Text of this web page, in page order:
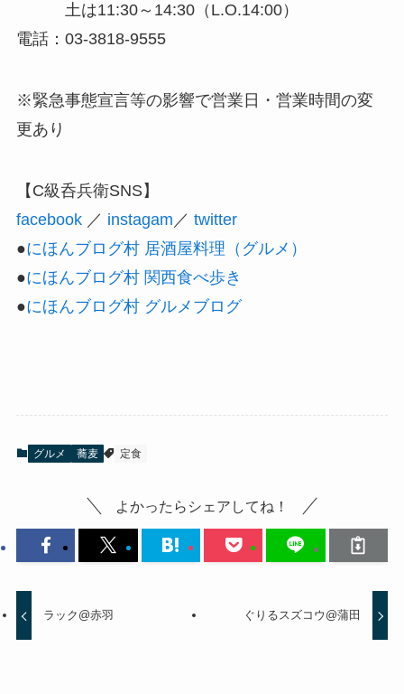
土は11:30～14:30（L.O.14:00）
電話：03-3818-9555
※緊急事態宣言等の影響で営業日・営業時間の変
更あり
【C級呑兵衛SNS】
facebook／ instagam ／ twitter
●にほんブログ村 居酒屋料理（グルメ）
●にほんブログ村 関西食べ歩き
●にほんブログ村 グルメブログ
グルメ 蕎麦 定食
よかったらシェアしてね！
ラック@赤羽 ぐりるスズコウ@蒲田